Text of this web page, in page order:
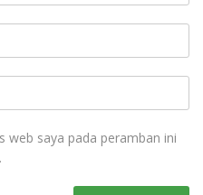
web saya pada peramban ini